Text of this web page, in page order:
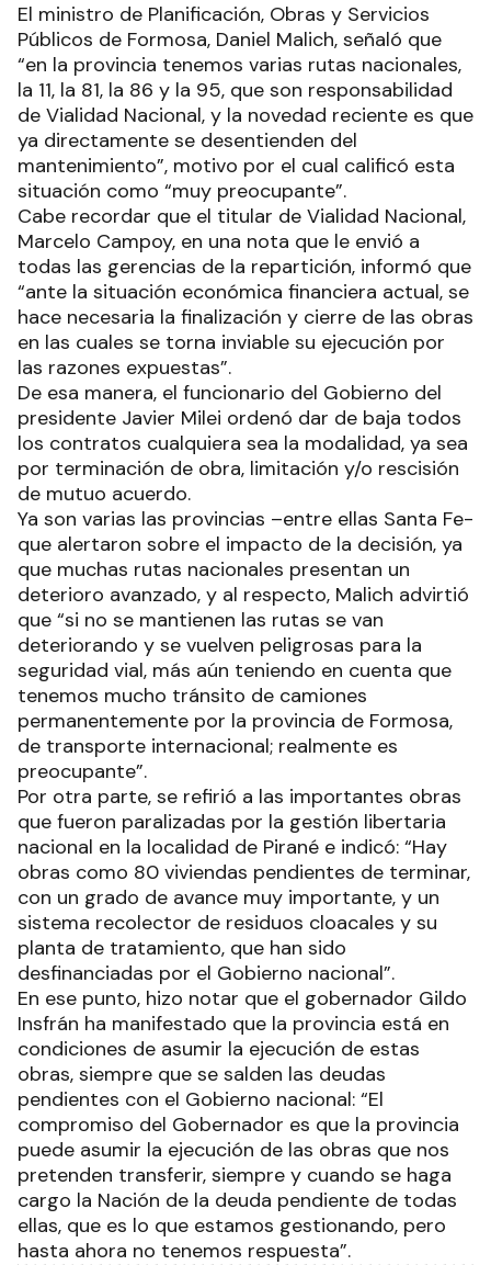
El ministro de Planificación, Obras y Servicios
Públicos de Formosa, Daniel Malich, señaló que
“en la provincia tenemos varias rutas nacionales,
la 11, la 81, la 86 y la 95, que son responsabilidad
de Vialidad Nacional, y la novedad reciente es que
ya directamente se desentienden del
mantenimiento”, motivo por el cual calificó esta
situación como “muy preocupante”.
Cabe recordar que el titular de Vialidad Nacional,
Marcelo Campoy, en una nota que le envió a
todas las gerencias de la repartición, informó que
“ante la situación económica financiera actual, se
hace necesaria la finalización y cierre de las obras
en las cuales se torna inviable su ejecución por
las razones expuestas”.
De esa manera, el funcionario del Gobierno del
presidente Javier Milei ordenó dar de baja todos
los contratos cualquiera sea la modalidad, ya sea
por terminación de obra, limitación y/o rescisión
de mutuo acuerdo.
Ya son varias las provincias –entre ellas Santa Fe-
que alertaron sobre el impacto de la decisión, ya
que muchas rutas nacionales presentan un
deterioro avanzado, y al respecto, Malich advirtió
que “si no se mantienen las rutas se van
deteriorando y se vuelven peligrosas para la
seguridad vial, más aún teniendo en cuenta que
tenemos mucho tránsito de camiones
permanentemente por la provincia de Formosa,
de transporte internacional; realmente es
preocupante”.
Por otra parte, se refirió a las importantes obras
que fueron paralizadas por la gestión libertaria
nacional en la localidad de Pirané e indicó: “Hay
obras como 80 viviendas pendientes de terminar,
con un grado de avance muy importante, y un
sistema recolector de residuos cloacales y su
planta de tratamiento, que han sido
desfinanciadas por el Gobierno nacional”.
En ese punto, hizo notar que el gobernador Gildo
Insfrán ha manifestado que la provincia está en
condiciones de asumir la ejecución de estas
obras, siempre que se salden las deudas
pendientes con el Gobierno nacional: “El
compromiso del Gobernador es que la provincia
puede asumir la ejecución de las obras que nos
pretenden transferir, siempre y cuando se haga
cargo la Nación de la deuda pendiente de todas
ellas, que es lo que estamos gestionando, pero
hasta ahora no tenemos respuesta”.